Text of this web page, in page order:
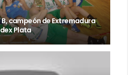
B, campeón de Extremadura
Plata